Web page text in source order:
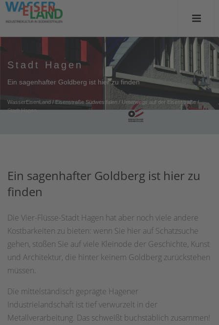
Stadt Hagen
Ein sagenhafter Goldberg ist hier zu finden
WasserEisenLand / Eisenstraße Südwestfalen /Unterwegs auf der Eisenstraße/
Stadt Hagen
Ein sagenhafter Goldberg ist hier zu
finden
Die Vier-Flüsse-Stadt Hagen hat aber noch viele andere
Kostbarkeiten zu bieten: wenn Sie hier auf Schatzsuche
gehen, stoßen Sie auf viele Kleinode der Geschichte, Kunst
und Architektur, die hinter keinem Goldberg zurückstehen
müssen.
Die mittelständisch geprägte Hagener
Industrielandschaft ist tief verwurzelt in der
Metallverarbeitung. Das schweißt buchstäblich zusammen!